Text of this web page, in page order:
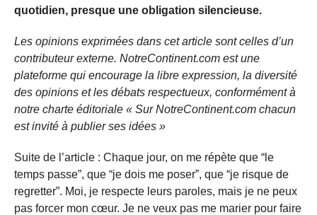
quotidien, presque une obligation silencieuse.
Les opinions exprimées dans cet article sont celles d’un
contributeur externe. NotreContinent.com est une
plateforme qui encourage la libre expression, la diversité
des opinions et les débats respectueux, conformément à
notre charte éditoriale « Sur NotreContinent.com chacun
est invité à publier ses idées »
Suite de l’article : Chaque jour, on me répète que “le
temps passe”, que “je dois me poser”, que “je risque de
regretter”. Moi, je respecte leurs paroles, mais je ne peux
pas forcer mon cœur. Je ne veux pas me marier pour faire